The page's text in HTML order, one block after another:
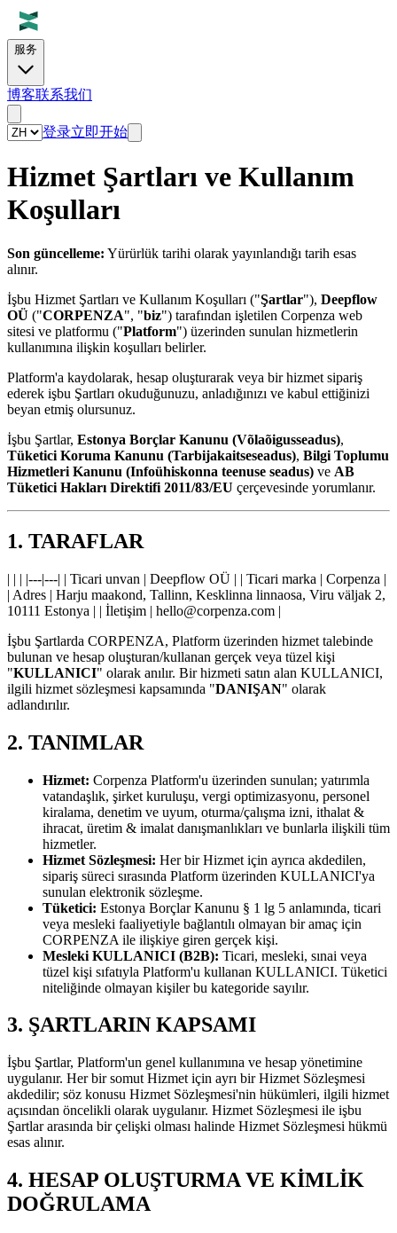
服务
博客联系我们
登录立即开始
Hizmet Şartları ve Kullanım
Koşulları
Son güncelleme: Yürürlük tarihi olarak yayınlandığı tarih esas
alınır.
İşbu Hizmet Şartları ve Kullanım Koşulları ("Şartlar"), Deepflow
OÜ ("CORPENZA", "biz") tarafından işletilen Corpenza web
sitesi ve platformu ("Platform") üzerinden sunulan hizmetlerin
kullanımına ilişkin koşulları belirler.
Platform'a kaydolarak, hesap oluşturarak veya bir hizmet sipariş
ederek işbu Şartları okuduğunuzu, anladığınızı ve kabul ettiğinizi
beyan etmiş olursunuz.
İşbu Şartlar, Estonya Borçlar Kanunu (Võlaõigusseadus),
Tüketici Koruma Kanunu (Tarbijakaitseseadus), Bilgi Toplumu
Hizmetleri Kanunu (Infoühiskonna teenuse seadus) ve AB
Tüketici Hakları Direktifi 2011/83/EU çerçevesinde yorumlanır.
1. TARAFLAR
| | | |---|---| | Ticari unvan | Deepflow OÜ | | Ticari marka | Corpenza |
| Adres | Harju maakond, Tallinn, Kesklinna linnaosa, Viru väljak 2,
10111 Estonya | | İletişim | hello@corpenza.com |
İşbu Şartlarda CORPENZA, Platform üzerinden hizmet talebinde
bulunan ve hesap oluşturan/kullanan gerçek veya tüzel kişi
"KULLANICI" olarak anılır. Bir hizmeti satın alan KULLANICI,
ilgili hizmet sözleşmesi kapsamında "DANIŞAN" olarak
adlandırılır.
2. TANIMLAR
Hizmet: Corpenza Platform'u üzerinden sunulan; yatırımla
vatandaşlık, şirket kuruluşu, vergi optimizasyonu, personel
kiralama, denetim ve uyum, oturma/çalışma izni, ithalat &
ihracat, üretim & imalat danışmanlıkları ve bunlarla ilişkili tüm
hizmetler.
Hizmet Sözleşmesi: Her bir Hizmet için ayrıca akdedilen,
sipariş süreci sırasında Platform üzerinden KULLANICI'ya
sunulan elektronik sözleşme.
Tüketici: Estonya Borçlar Kanunu § 1 lg 5 anlamında, ticari
veya mesleki faaliyetiyle bağlantılı olmayan bir amaç için
CORPENZA ile ilişkiye giren gerçek kişi.
Mesleki KULLANICI (B2B): Ticari, mesleki, sınai veya
tüzel kişi sıfatıyla Platform'u kullanan KULLANICI. Tüketici
niteliğinde olmayan kişiler bu kategoride sayılır.
3. ŞARTLARIN KAPSAMI
İşbu Şartlar, Platform'un genel kullanımına ve hesap yönetimine
uygulanır. Her bir somut Hizmet için ayrı bir Hizmet Sözleşmesi
akdedilir; söz konusu Hizmet Sözleşmesi'nin hükümleri, ilgili hizmet
açısından öncelikli olarak uygulanır. Hizmet Sözleşmesi ile işbu
Şartlar arasında bir çelişki olması halinde Hizmet Sözleşmesi hükmü
esas alınır.
4. HESAP OLUŞTURMA VE KİMLİK
DOĞRULAMA